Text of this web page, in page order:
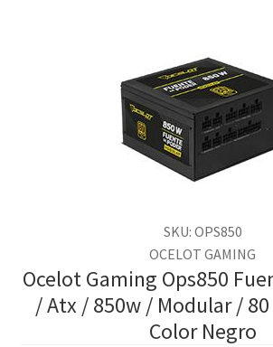
SKU: OPS850
OCELOT GAMING
Ocelot Gaming Ops850
/ Atx / 850w / Modular /
Color Negro